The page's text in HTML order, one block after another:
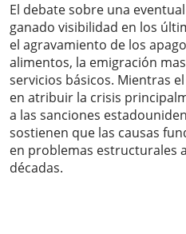
El debate sobre una
ganado visibilidad en los
el agravamiento de los
alimentos, la emigración
servicios básicos. Mientras
en atribuir la crisis
a las sanciones
sostienen que las causas
en problemas estructurales
décadas.